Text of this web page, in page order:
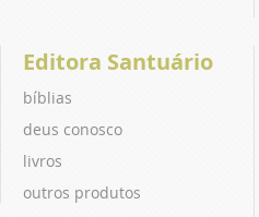
Editora Santuário
bíblias
deus conosco
livros
outros produtos